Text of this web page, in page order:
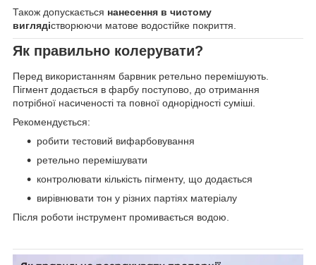
Також допускається нанесення в чистому
виглядістворюючи матове водостійке покриття.
Як правильно колерувати?
Перед використанням барвник ретельно перемішують.
Пігмент додається в фарбу поступово, до отримання
потрібної насиченості та повної однорідності суміші.
Рекомендується:
робити тестовий вифарбовування
ретельно перемішувати
контролювати кількість пігменту, що додається
вирівнювати тон у різних партіях матеріалу
Після роботи інструмент промивається водою.